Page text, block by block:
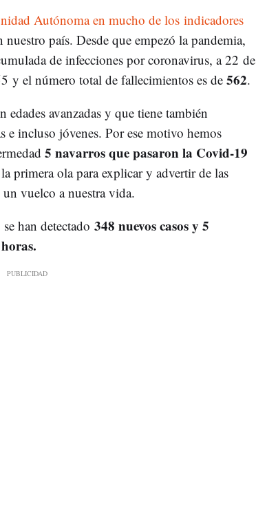
Autónoma en mucho de los indicadores
país. Desde que empezó la pandemia,
de infecciones por coronavirus, a 22 de
y el número total de fallecimientos es de 562.
edades avanzadas y que tiene también
e incluso jóvenes. Por ese motivo hemos
5 navarros que pasaron la Covid-19
primera ola para explicar y advertir de las
vuelco a nuestra vida.
han detectado 348 nuevos casos y 5